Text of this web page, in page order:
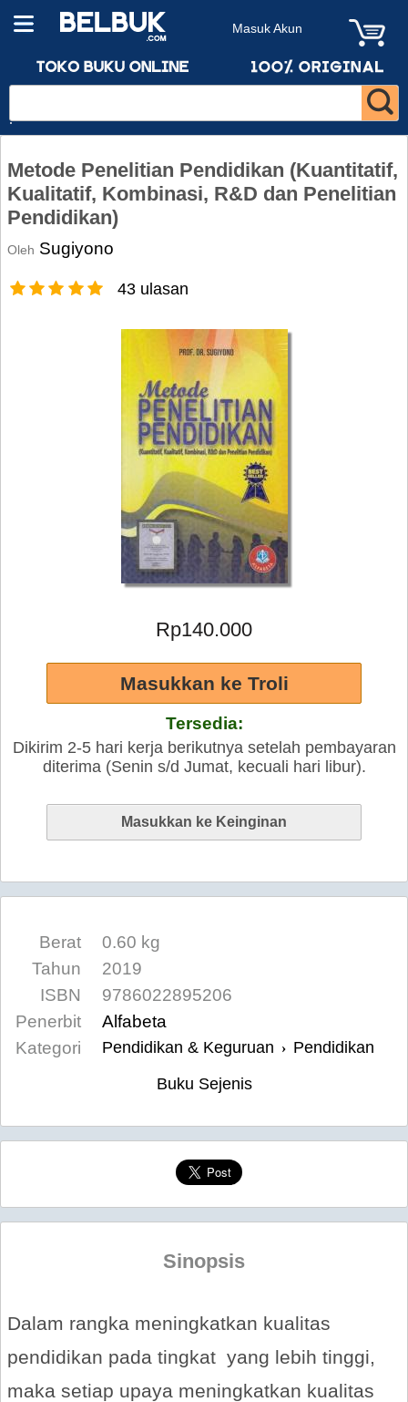
Masuk Akun
Metode Penelitian Pendidikan (Kuantitatif,
Kualitatif, Kombinasi, R&D dan Penelitian
Pendidikan)
Oleh Sugiyono
43 ulasan
Rp140.000
Tersedia:
Dikirim 2-5 hari kerja berikutnya setelah pembayaran
diterima (Senin s/d Jumat, kecuali hari libur).
Berat
0.60 kg
Tahun
2019
ISBN
9786022895206
Penerbit
Alfabeta
Kategori
Pendidikan & Keguruan › Pendidikan
Buku Sejenis
Sinopsis
Dalam rangka meningkatkan kualitas
pendidikan pada tingkat yang lebih tinggi,
maka setiap upaya meningkatkan kualitas